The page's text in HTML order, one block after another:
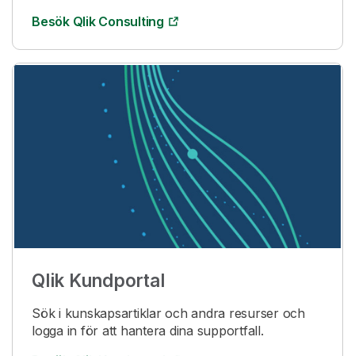
Besök QlikConsulting
Qlik Kundportal
Sök i kunskapsartiklar och andra resurser och
logga in för att hantera dina supportfall.